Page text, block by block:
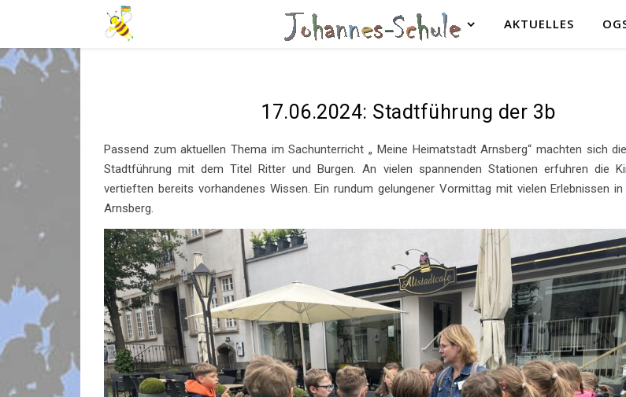
AKTUELLES
17.06.2024: Stadtführung der 3b
Passend zum aktuellen Thema im Sachunterricht „ Meine Heimatstadt Arnsberg“ machten sich
Stadtführung mit dem Titel Ritter und Burgen. An vielen spannenden Stationen erfuhren die
vertieften bereits vorhandenes Wissen. Ein rundum gelungener Vormittag mit vielen Erlebnissen
Arnsberg.